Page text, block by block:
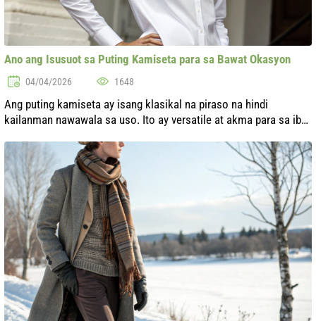
Ano ang Isusuot sa Puting Kamiseta para sa Bawat Okasyon
04/04/2026 1648
Ang puting kamiseta ay isang klasikal na piraso na hindi
kailanman nawawala sa uso. Ito ay versatile at akma para sa iba't
night out. Gayunp...